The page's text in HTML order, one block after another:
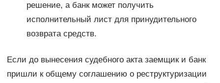
решение, а банк может получить
исполнительный лист для принудительного
возврата средств.
Если до вынесения судебного акта заемщик и банк
пришли к общему соглашению о реструктуризации